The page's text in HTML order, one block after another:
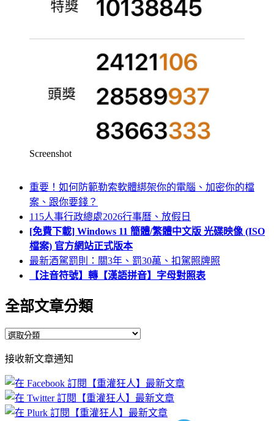
Screenshot
重要！如何防範勒索軟體綁架你的電腦、加密你的檔
案、跟你要錢？
115人事行政總處2026行事曆、放假日
[免費下載] Windows 11 簡體/繁體中文版 光碟映像 (ISO
檔案) 官方網站正式版本
最新酒駕罰則：關3年、罰30萬、扣駕照牌照
【注音符號】轉【漢語拼音】字母對照表
全部文章分類
全
文
章
分
類
接收新文章通知